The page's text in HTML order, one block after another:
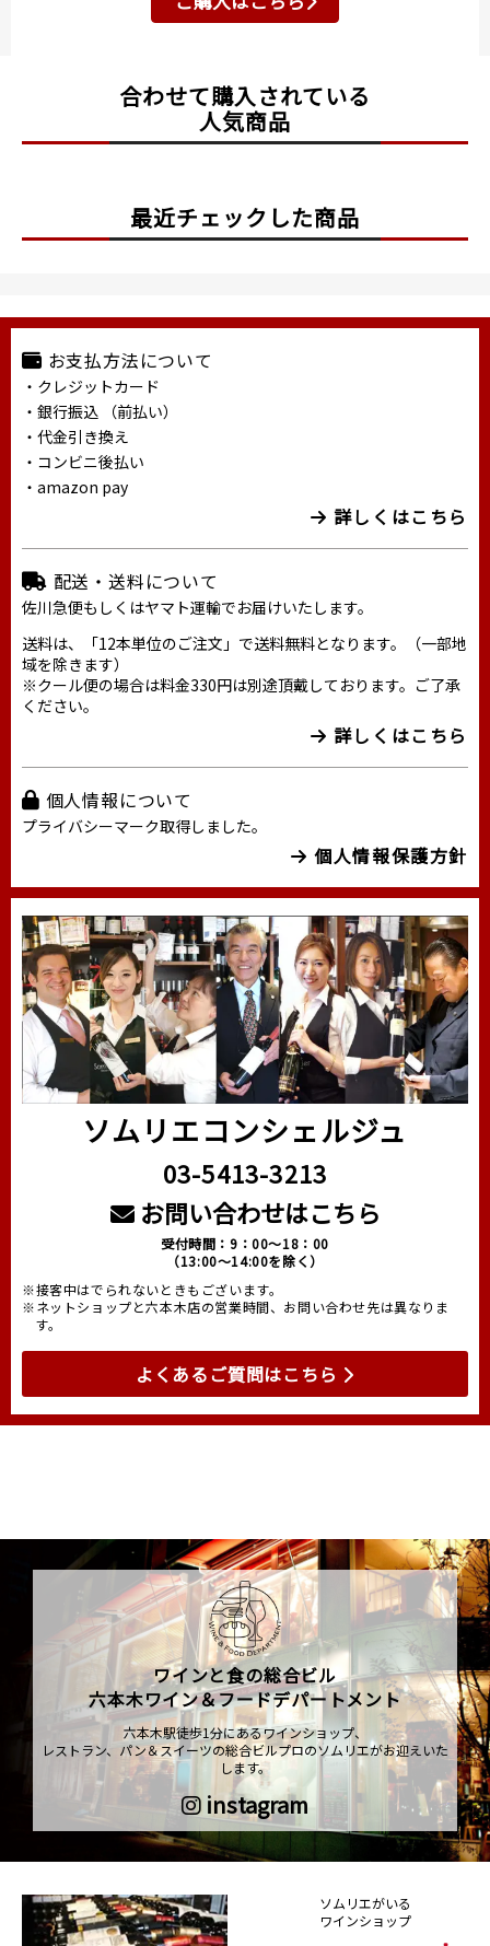
合わせて購入されている
人気商品
最近チェックした商品
お支払方法について
・クレジットカード
・銀行振込 （前払い）
・代金引き換え
・コンビニ後払い
・amazon pay
詳しくはこちら
配送・送料について
佐川急便もしくはヤマト運輸でお届けいたします。
送料は、「12本単位のご注文」で送料無料となります。（一部地
域を除きます）
※クール便の場合は料金330円は別途頂戴しております。ご了承
ください。
詳しくはこちら
個人情報について
プライバシーマーク取得しました。
個人情報保護方針
ソムリエコンシェルジュ
03-5413-3213
お問い合わせはこちら
受付時間：9：00～18：00
（13:00～14:00を除く）
※接客中はでられないときもございます。
※ネットショップと六本木店の営業時間、お問い合わせ先は異なりま
す。
よくあるご質問はこちら
ワインと食の総合ビル
六本木ワイン＆フードデパートメント
六本木駅徒歩1分にあるワインショップ、
レストラン、パン＆スイーツの総合ビルプロのソムリエがお迎えいた
します。
instagram
ソムリエがいる
ワインショップ